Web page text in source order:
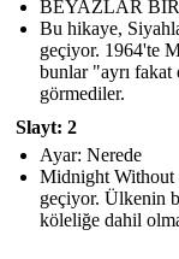
BEYAZLAR
Bu hikaye,
geçiyor. 1964'te
bunlar "ayrı
görmediler.
Slayt: 2
Ayar: Nerede
Midnight Without
geçiyor. Ülkenin
köleliğe dahil